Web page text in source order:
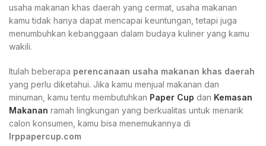
usaha makanan khas daerah yang cermat, usaha makanan
kamu tidak hanya dapat mencapai keuntungan, tetapi juga
menumbuhkan kebanggaan dalam budaya kuliner yang kamu
wakili.
Itulah beberapa perencanaan usaha makanan khas daerah
yang perlu diketahui. Jika kamu menjual makanan dan
minuman, kamu tentu membutuhkan Paper Cup dan Kemasan
Makanan ramah lingkungan yang berkualitas untuk menarik
calon konsumen, kamu bisa menemukannya di
Irppapercup.com